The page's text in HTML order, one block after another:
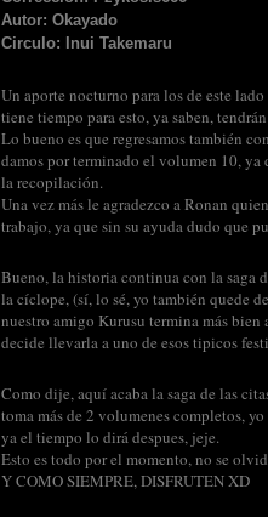
Autor: Okayado
Circulo: Inui Takemaru
Un aporte nocturno para los de este
tiene tiempo para esto, ya saben,
Lo bueno es que regresamos también
damos por terminado el volumen 10, ya
la recopilación.
Una vez más le agradezco a Ronan
trabajo, ya que sin su ayuda dudo que
Bueno, la historia continua con la saga
la cíclope, (sí, lo sé, yo también quede
nuestro amigo Kurusu termina más
decide llevarla a uno de esos tipicos
Como dije, aquí acaba la saga de las
toma más de 2 volumenes completos,
ya el tiempo lo dirá despues, jeje.
Esto es todo por el momento, no se
Y COMO SIEMPRE, DISFRUTEN XD